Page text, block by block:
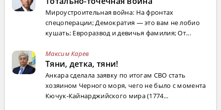
Мироустроительная война: На фронтах
спецоперации; Демократия — это вам не лобио
кушать; Евроразвод и девичья фамилия; От...
Максим Карев
Тяни, детка, тяни!
Анкара сделала заявку по итогам СВО стать
хозяином Черного моря, чего не было с момента
Кючук-Кайнарджийского мира (1774...